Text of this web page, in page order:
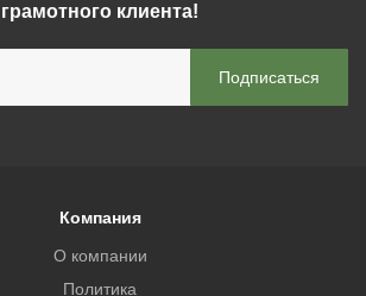
грамотного клиента!
Компания
О компании
Политика